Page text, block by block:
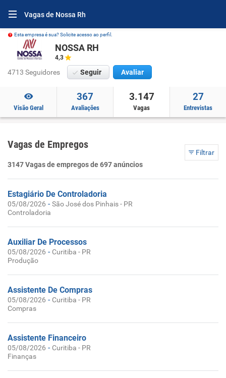
Vagas de Nossa Rh
Esta empresa é sua? Solicite acesso ao perfil.
NOSSA RH
4,3
4713 Seguidores Seguir Avaliar
Visão Geral
367
Avaliações
3.147
Vagas
27
Entrevistas
Vagas de Empregos
Filtrar
3147 Vagas de empregos de 697 anúncios
Estagiário De Controladoria
05/08/2026 -São José dos Pinhais - PR
Controladoria
Auxiliar De Processos
05/08/2026 - Curitiba - PR
Produção
Assistente De Compras
05/08/2026 - Curitiba - PR
Compras
Assistente Financeiro
05/08/2026 - Curitiba - PR
Finanças